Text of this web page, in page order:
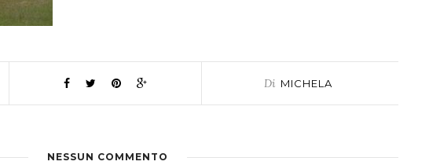
Di MICHELA
NESSUN COMMENTO